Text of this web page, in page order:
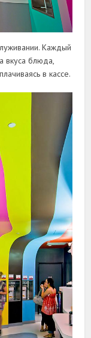
Каждый
вкуса блюда,
в кассе.